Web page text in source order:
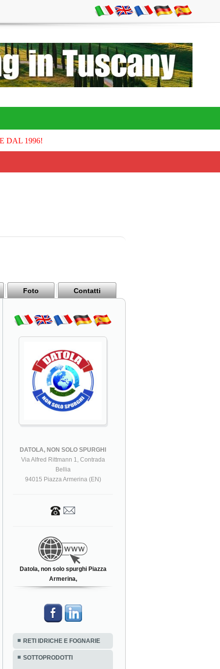
DAL 1996!
Foto Contatti
DATOLA, NON SOLO SPURGHI
Via Alfred Rittmann 1, Contrada
Bellia
94015 Piazza Armerina (EN)
Datola, non solo spurghi Piazza
Armerina,
RETI IDRICHE E FOGNARIE
SOTTOPRODOTTI